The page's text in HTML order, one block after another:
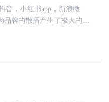
音，小红书app，新浪微
牌的散播产生了极大的流